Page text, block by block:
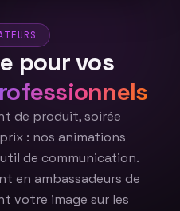
pour vos
de produit, soirée
: nos animations
de communication.
en ambassadeurs de
votre image sur les